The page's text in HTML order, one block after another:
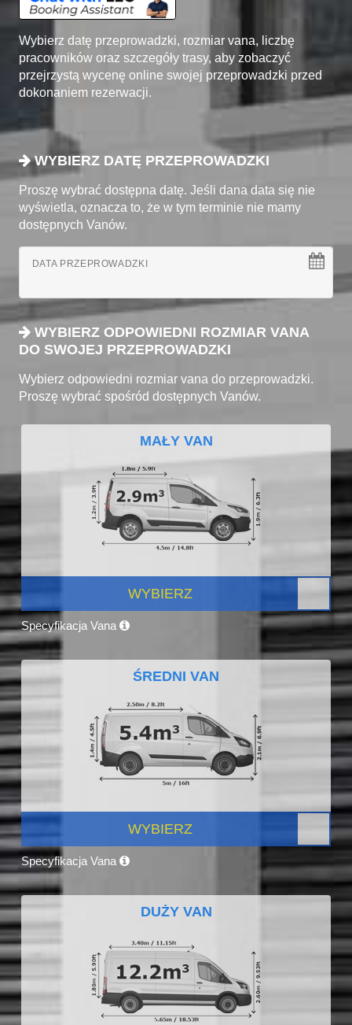
Wybierz datę przeprowadzki, rozmiar vana, liczbę
pracowników oraz szczegóły trasy, aby zobaczyć
przejrzystą wycenę online swojej przeprowadzki przed
dokonaniem rezerwacji.
WYBIERZ DATĘ PRZEPROWADZKI
Proszę wybrać dostępna datę. Jeśli dana data się nie
wyświetla, oznacza to, że w tym terminie nie mamy
dostępnych Vanów.
DATA PRZEPROWADZKI
WYBIERZ ODPOWIEDNI ROZMIAR VANA
DO SWOJEJ PRZEPROWADZKI
Wybierz odpowiedni rozmiar vana do przeprowadzki.
Proszę wybrać spośród dostępnych Vanów.
MAŁY VAN
WYBIERZ
Specyfikacja Vana
ŚREDNI VAN
WYBIERZ
Specyfikacja Vana
DUŻY VAN